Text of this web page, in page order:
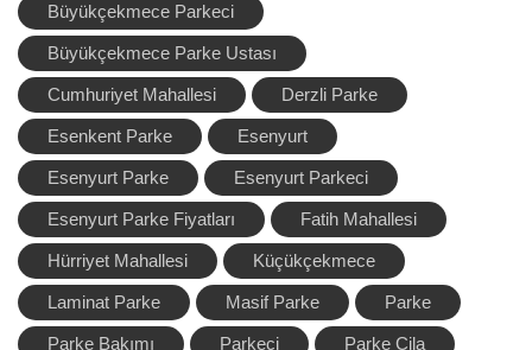
Büyükçekmece Parkeci
Büyükçekmece Parke Ustası
Cumhuriyet Mahallesi Derzli Parke
Esenkent Parke Esenyurt
Esenyurt Parke Esenyurt Parkeci
Esenyurt Parke Fiyatları Fatih Mahallesi
Hürriyet Mahallesi Küçükçekmece
Laminat Parke Masif Parke Parke
Parke Bakımı Parkeci Parke Cila